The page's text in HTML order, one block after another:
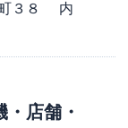
３８
内
店舗・